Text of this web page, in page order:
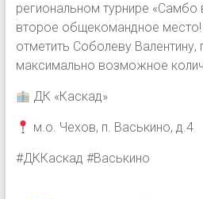
региональном турнире «Самбо
второе общекомандное
отметить Соболеву
максимально возможное
ДК «Каскад»
м.о. Чехов, п. Васькино, д.4
#ДККаскад #Васькино